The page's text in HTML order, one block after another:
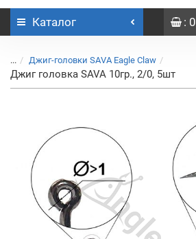
Каталог : 0
... Джиг-головки SAVA Eagle Claw
Джиг головка SAVA 10гр., 2/0, 5шт